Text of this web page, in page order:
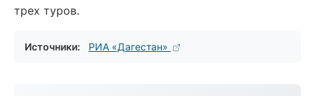
трех туров.
Источники: РИА «Дагестан»